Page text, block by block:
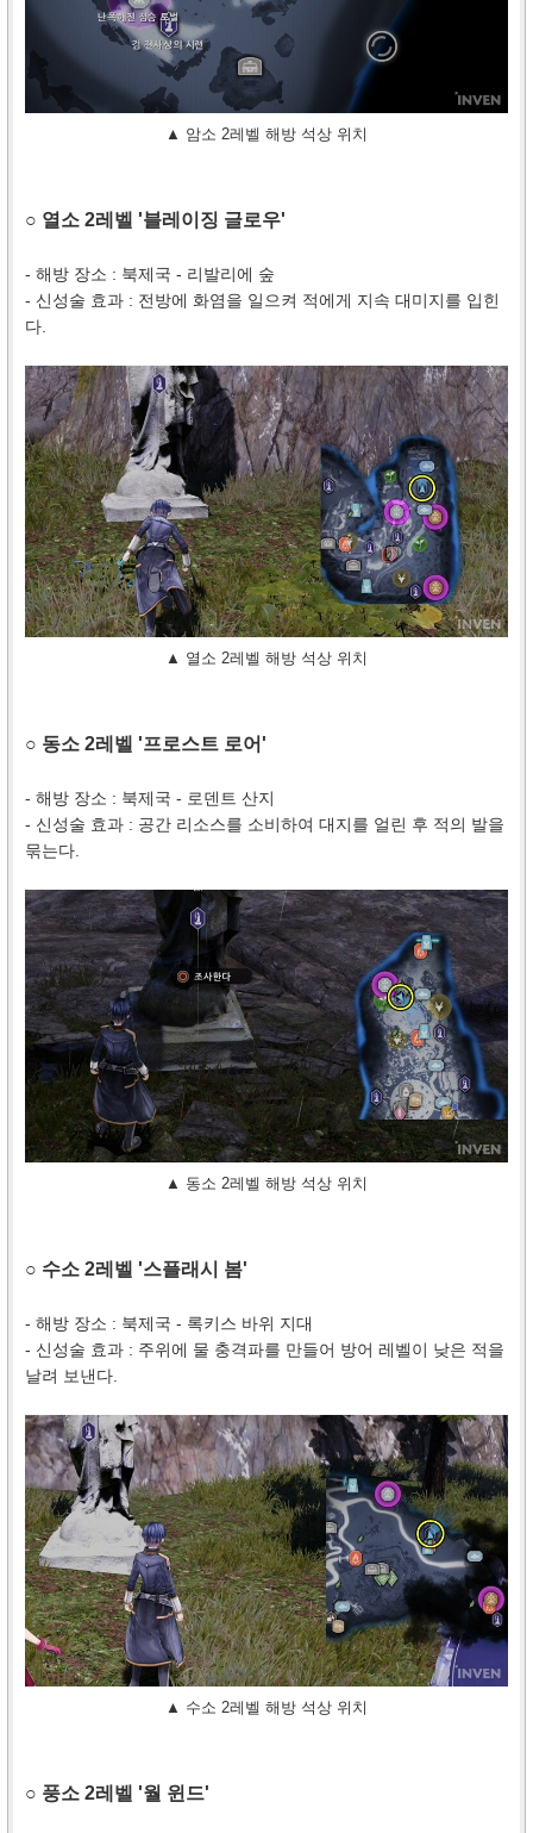
▲ 암소 2레벨 해방 석상 위치
○ 열소 2레벨 '블레이징 글로우'
- 해방 장소 : 북제국 - 리발리에 숲
- 신성술 효과 : 전방에 화염을 일으켜 적에게 지속 대미지를 입힌
다.
▲ 열소 2레벨 해방 석상 위치
○ 동소 2레벨 '프로스트 로어'
- 해방 장소 : 북제국 - 로덴트 산지
- 신성술 효과 : 공간 리소스를 소비하여 대지를 얼린 후 적의 발을
묶는다.
▲ 동소 2레벨 해방 석상 위치
○ 수소 2레벨 '스플래시 봄'
- 해방 장소 : 북제국 - 록키스 바위 지대
- 신성술 효과 : 주위에 물 충격파를 만들어 방어 레벨이 낮은 적을
날려 보낸다.
▲ 수소 2레벨 해방 석상 위치
○ 풍소 2레벨 '월 윈드'